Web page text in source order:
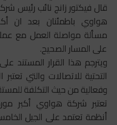
قال فيكتور زانج نائب رئيس
هواوي باطمئنان بعد ان
على المسار الصحيح.
ويترجم هذا القرار المستند
التحتية للاتصالات والتي تعتبر
وفعالية من حيث التكلفة
تعتبر شركة هواوي أكبر
أنظمة تعتمد على الجيل